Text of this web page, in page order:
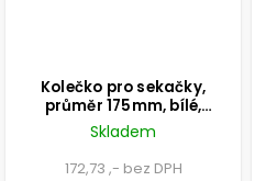
Kolečko pro sekačky,
průměr 175mm, bílé,
nosnost 40kg
Skladem
172,73 ,- bez DPH